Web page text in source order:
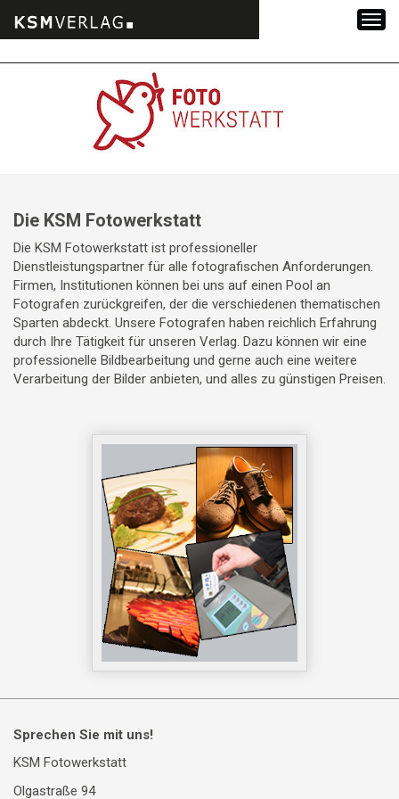
Die KSM Fotowerkstatt
Die KSM Fotowerkstatt ist professioneller
Dienstleistungspartner für alle fotografischen Anforderungen.
Firmen, Institutionen können bei uns auf einen Pool an
Fotografen zurückgreifen, der die verschiedenen thematischen
Sparten abdeckt. Unsere Fotografen haben reichlich Erfahrung
durch Ihre Tätigkeit für unseren Verlag. Dazu können wir eine
professionelle Bildbearbeitung und gerne auch eine weitere
Verarbeitung der Bilder anbieten, und alles zu günstigen Preisen.
Sprechen Sie mit uns!
KSM Fotowerkstatt
Olgastraße 94